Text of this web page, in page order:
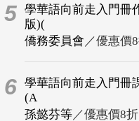
5 學華語向前走入門冊
版)(
僑務委員會 ／優惠價
6 學華語向前走入門冊
(A
孫懿芬等／優惠價8